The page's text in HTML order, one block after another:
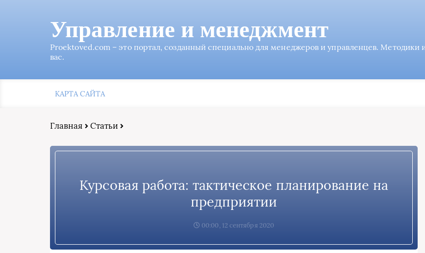
Управление и менеджмент
Proektoved.com – это портал, созданный специально для менеджеров и управленцев.
вас.
КАРТА САЙТА
Главная Статьи
Курсовая работа: тактическое планирование на
предприятии
00:00, 12 сентября 2020